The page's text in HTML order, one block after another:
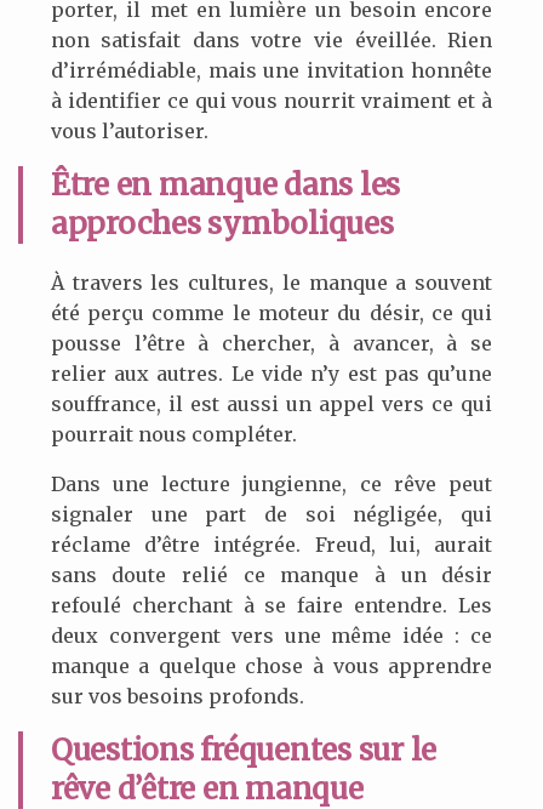
porter, il met en lumière un besoin encore
non satisfait dans votre vie éveillée. Rien
d’irrémédiable, mais une invitation honnête
à identifier ce qui vous nourrit vraiment et à
vous l’autoriser.
Être en manque dans les
approches symboliques
À travers les cultures, le manque a souvent
été perçu comme le moteur du désir, ce qui
pousse l’être à chercher, à avancer, à se
relier aux autres. Le vide n’y est pas qu’une
souffrance, il est aussi un appel vers ce qui
pourrait nous compléter.
Dans une lecture jungienne, ce rêve peut
signaler une part de soi négligée, qui
réclame d’être intégrée. Freud, lui, aurait
sans doute relié ce manque à un désir
refoulé cherchant à se faire entendre. Les
deux convergent vers une même idée : ce
manque a quelque chose à vous apprendre
sur vos besoins profonds.
Questions fréquentes sur le
rêve d’être en manque